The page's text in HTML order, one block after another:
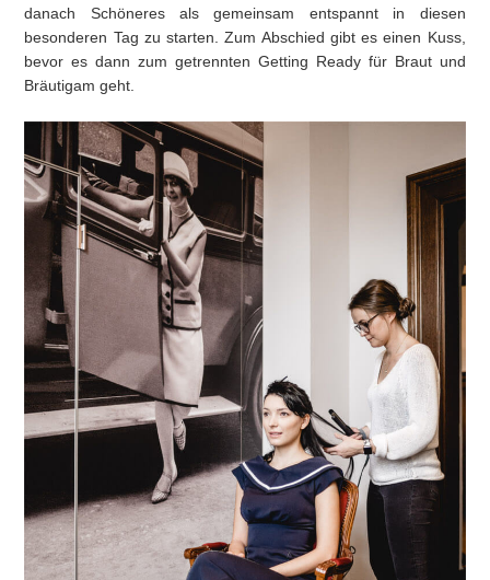
danach Schöneres als gemeinsam entspannt in diesen
besonderen Tag zu starten. Zum Abschied gibt es einen Kuss,
bevor es dann zum getrennten Getting Ready für Braut und
Bräutigam geht.